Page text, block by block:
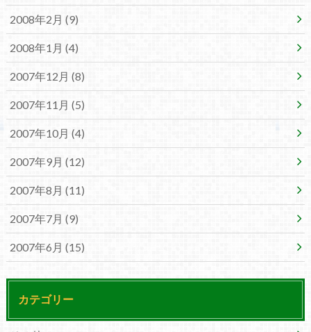
2008年2月 (9)
2008年1月 (4)
2007年12月 (8)
2007年11月 (5)
2007年10月 (4)
2007年9月 (12)
2007年8月 (11)
2007年7月 (9)
2007年6月 (15)
カテゴリー